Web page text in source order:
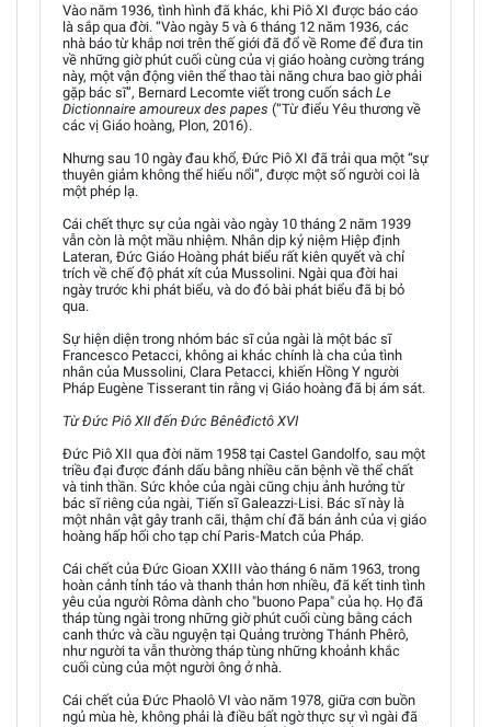
Vào năm 1936, tình hình đã khác, khi Piô XI được báo cáo
là sắp qua đời. “Vào ngày 5 và 6 tháng 12 năm 1936, các
nhà báo từ khắp nơi trên thế giới đã đổ về Rome để đưa tin
về những giờ phút cuối cùng của vị giáo hoàng cường tráng
này, một vận động viên thể thao tài năng chưa bao giờ phải
gặp bác sĩ”, Bernard Lecomte viết trong cuốn sách Le
Dictionnaire amoureux des papes (“Từ điểu Yêu thương về
các vị Giáo hoàng, Plon, 2016).
Nhưng sau 10 ngày đau khổ, Đức Piô XI đã trải qua một “sự
thuyên giảm không thể hiểu nổi”, được một số người coi là
một phép lạ.
Cái chết thực sự của ngài vào ngày 10 tháng 2 năm 1939
vẫn còn là một mầu nhiệm. Nhân dịp kỷ niệm Hiệp định
Lateran, Đức Giáo Hoàng phát biểu rất kiên quyết và chỉ
trích về chế độ phát xít của Mussolini. Ngài qua đời hai
ngày trước khi phát biểu, và do đó bài phát biểu đã bị bỏ
qua.
Sự hiện diện trong nhóm bác sĩ của ngài là một bác sĩ
Francesco Petacci, không ai khác chính là cha của tình
nhân của Mussolini, Clara Petacci, khiến Hồng Y người
Pháp Eugène Tisserant tin rằng vị Giáo hoàng đã bị ám sát.
Từ Đức Piô XII đến Đức Bênêđictô XVI
Đức Piô XII qua đời năm 1958 tại Castel Gandolfo, sau một
triều đại được đánh dấu bằng nhiều căn bệnh về thể chất
và tinh thần. Sức khỏe của ngài cũng chịu ảnh hưởng từ
bác sĩ riêng của ngài, Tiến sĩ Galeazzi-Lisi. Bác sĩ này là
một nhân vật gây tranh cãi, thậm chí đã bán ảnh của vị giáo
hoàng hấp hối cho tạp chí Paris-Match của Pháp.
Cái chết của Đức Gioan XXIII vào tháng 6 năm 1963, trong
hoàn cảnh tỉnh táo và thanh thản hơn nhiều, đã kết tinh tình
yêu của người Rôma dành cho "buono Papa" của họ. Họ đã
tháp tùng ngài trong những giờ phút cuối cùng bằng cách
canh thức và cầu nguyện tại Quảng trường Thánh Phêrô,
như người ta vẫn thường tháp tùng những khoảnh khắc
cuối cùng của một người ông ở nhà.
Cái chết của Đức Phaolô VI vào năm 1978, giữa cơn buồn
ngủ mùa hè, không phải là điều bất ngờ thực sự vì ngài đã